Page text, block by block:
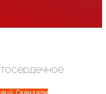
Скандали